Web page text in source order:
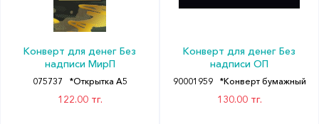
Конверт для денег Без
надписи МирП
075737 *Открытка А5
122.00 тг.
Конверт для денег Без
надписи ОП
90001959 *Конверт бумажный
130.00 тг.